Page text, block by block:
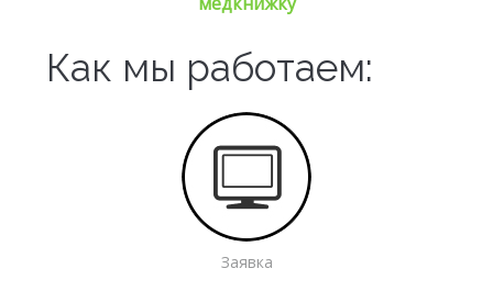
Как мы работаем:
Заявка